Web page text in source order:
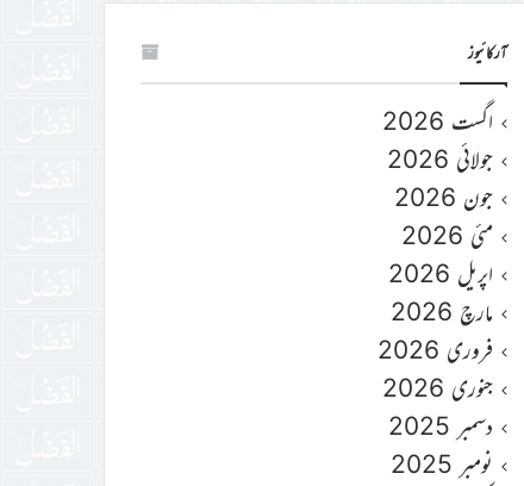
آرکائیوز
اگست 2026
جولائی 2026
جون 2026
مئی 2026
اپریل 2026
مارچ 2026
فروری 2026
جنوری 2026
دسمبر 2025
نومبر 2025